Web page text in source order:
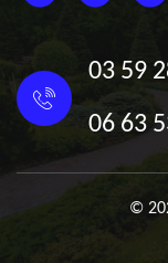
03 59
06 63
©